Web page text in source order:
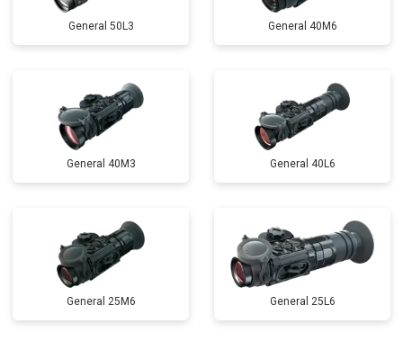
General 50L3 General 40M6
General 40M3 General 40L6
General 25M6 General 25L6